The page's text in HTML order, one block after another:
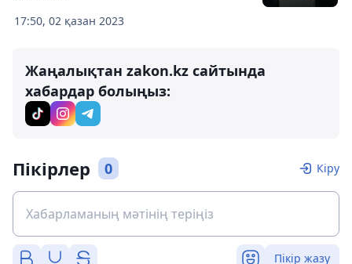
17:50, 02 қазан 2023
Жаңалықтан zakon.kz сайтында
хабардар болыңыз:
Пікірлер 0 Кіру
Пікір жазу